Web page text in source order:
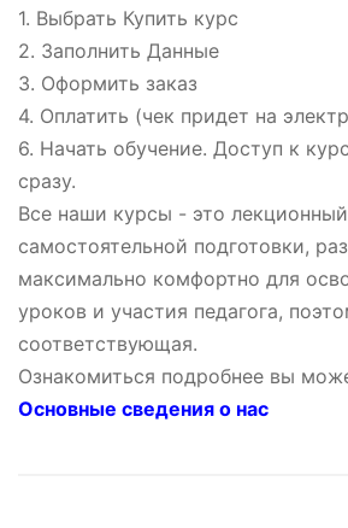
1. Выбрать Купить курс
2. Заполнить Данные
3. Оформить заказ
4. Оплатить (чек придет на
6. Начать обучение. Доступ к
сразу.
Все наши курсы - это
самостоятельной подготовки,
максимально комфортно для
уроков и участия педагога,
соответствующая.
Ознакомиться подробнее вы
Основные сведения о нас